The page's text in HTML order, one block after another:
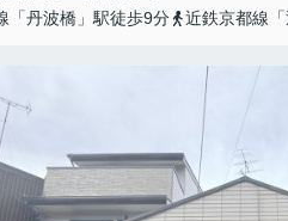
「丹波橋」駅徒歩9分
近鉄京都線